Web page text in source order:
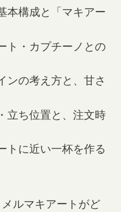
本構成と「マキアー
ト・カプチーノとの
ンの考え方と、甘さ
立ち位置と、注文時
トに近い一杯を作る
ルマキアートがど